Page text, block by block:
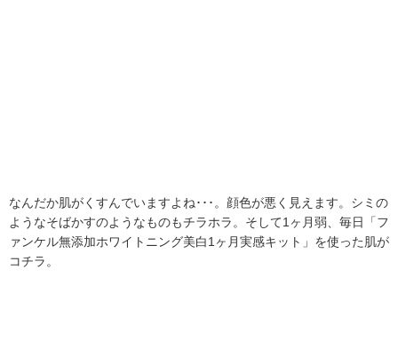
なんだか肌がくすんでいますよね･･･。顔色が悪く見えます。シミの
ようなそばかすのようなものもチラホラ。そして1ヶ月弱、毎日「フ
ァンケル無添加ホワイトニング美白1ヶ月実感キット」を使った肌が
コチラ。